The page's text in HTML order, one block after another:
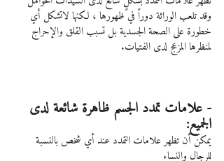
وقد تلعب الوراثة دوراً في ظهورها ، لكنها لاتشكل أي
خطورة على الصحة الجسدية بل تسبب القلق والإحراج
لمنظرها المزعج لدى الفتيات.
- علامات تمدد الجسم ظاهرة شائعة لدى
الجميع:
يمكن أن تظهر علامات التمدد عند أي شخص بالنسبة
للرجال والنساء